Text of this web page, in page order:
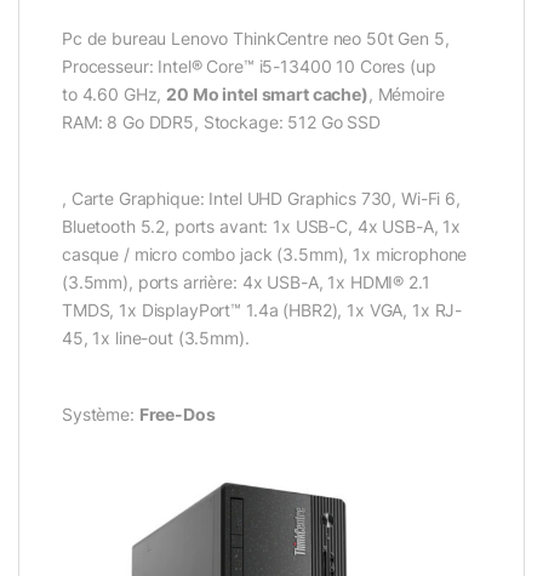
Pc de bureau Lenovo ThinkCentre neo 50t Gen 5,
Processeur: Intel® Core™ i5-13400 10 Cores (up
to 4.60 GHz,20 Mo intel smart cache), Mémoire
RAM: 8 Go DDR5, Stockage: 512 Go SSD
, Carte Graphique: Intel UHD Graphics 730, Wi-Fi 6,
Bluetooth 5.2, ports avant: 1x USB-C, 4x USB-A, 1x
casque / micro combo jack (3.5mm), 1x microphone
(3.5mm), ports arrière: 4x USB-A, 1x HDMI® 2.1
TMDS, 1x DisplayPort™ 1.4a (HBR2), 1x VGA, 1x RJ-
45, 1x line-out (3.5mm).
Système: Free-Dos